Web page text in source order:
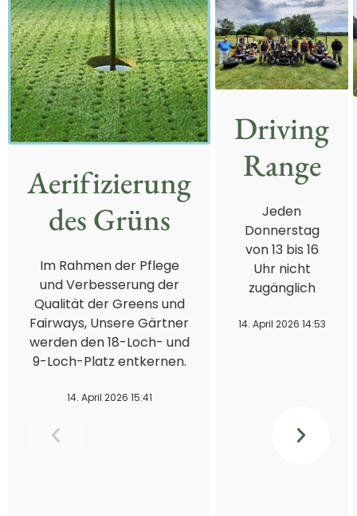
Aerifizierung
des Grüns
Im Rahmen der Pflege
und Verbesserung der
Qualität der Greens und
Fairways, Unsere Gärtner
werden den 18-Loch- und
9-Loch-Platz entkernen.
14. April 2026 15:41
Driving
Range
Jeden
Donnerstag
von 13 bis 16
Uhr nicht
zugänglich
14. April 2026 14:53